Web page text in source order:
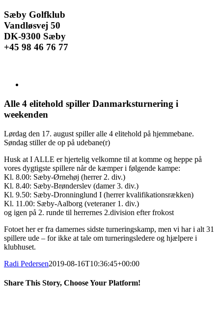
Facebook
Instagram
E-
mail
Sæby Golfklub
Vandløsvej 50
DK-9300 Sæby
+45 98 46 76 77
billede
Alle 4 elitehold spiller Danmarksturnering i
weekenden
Lørdag den 17. august spiller alle 4 elitehold på hjemmebane.
Søndag stiller de op på udebane(r)
Husk at I ALLE er hjertelig velkomne til at komme og heppe på
vores dygtigste spillere når de kæmper i følgende kampe:
Kl. 8.00: Sæby-Ørnehøj (herrer 2. div.)
Kl. 8.40: Sæby-Brønderslev (damer 3. div.)
Kl. 9.50: Sæby-Dronninglund I (herrer kvalifikationsrækken)
Kl. 11.00: Sæby-Aalborg (veteraner 1. div.)
og igen på 2. runde til herrernes 2.division efter frokost
Fotoet her er fra damernes sidste turneringskamp, men vi har i alt 31
spillere ude – for ikke at tale om turneringsledere og hjælpere i
klubhuset.
Radi Pedersen2019-08-16T10:36:45+00:00
Share This Story, Choose Your Platform!